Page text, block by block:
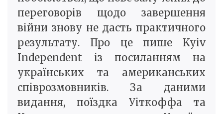
переговорів щодо завершення
війни знову не дасть практичного
результату. Про це пише Kyiv
Independent із посиланням на
українських та американських
співрозмовників. За даними
видання, поїздка Уіткоффа та